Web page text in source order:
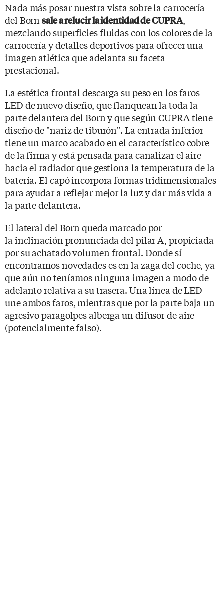
Nada más posar nuestra vista sobre la carrocería
del Bornsale a relucir la identidad de CUPRA,
mezclando superficies fluidas con los colores de la
carrocería y detalles deportivos para ofrecer una
imagen atlética que adelanta su faceta
prestacional.
La estética frontal descarga su peso en los faros
LED de nuevo diseño, que flanquean la toda la
parte delantera del Born y que según CUPRA tiene
diseño de "nariz de tiburón". La entrada inferior
tiene un marco acabado en el característico cobre
de la firma y está pensada para canalizar el aire
hacia el radiador que gestiona la temperatura de la
batería. El capó incorpora formas tridimensionales
para ayudar a reflejar mejor la luz y dar más vida a
la parte delantera.
El lateral del Born queda marcado por
la inclinación pronunciada del pilar A, propiciada
por su achatado volumen frontal. Donde sí
encontramos novedades es en la zaga del coche, ya
que aún no teníamos ninguna imagen a modo de
adelanto relativa a su trasera. Una línea de LED
une ambos faros, mientras que por la parte baja un
agresivo paragolpes alberga un difusor de aire
(potencialmente falso).